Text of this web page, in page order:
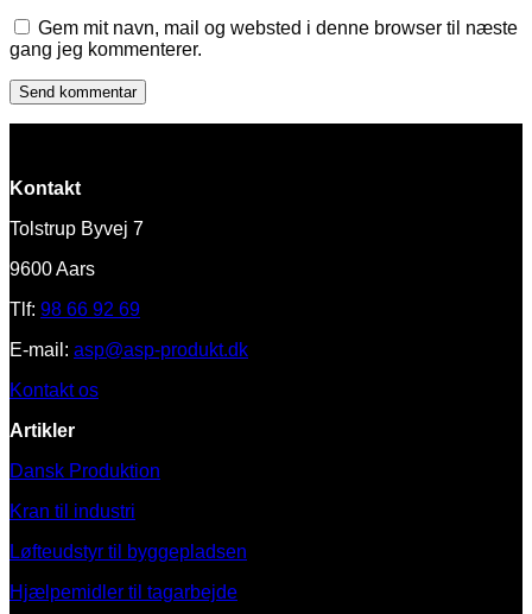
Gem mit navn, mail og websted i denne browser til næste
gang jeg kommenterer.
Kontakt
Tolstrup Byvej 7
9600 Aars
Tlf: 98 66 92 69
E-mail: asp@asp-produkt.dk
Kontakt os
Artikler
Dansk Produktion
Kran til industri
Løfteudstyr til byggepladsen
Hjælpemidler til tagarbejde